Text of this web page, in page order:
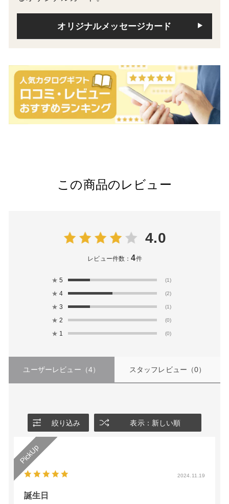
オリジナルメッセージカード
この商品のレビュー
4.0
レビュー件数：4件
★ 5 (1)
★ 4 (2)
★ 3 (1)
★ 2 (0)
★ 1 (0)
ユーザーレビュー （4） スタッフレビュー （0）
絞り込み 表示：新しい順
2024.11.19
誕生日